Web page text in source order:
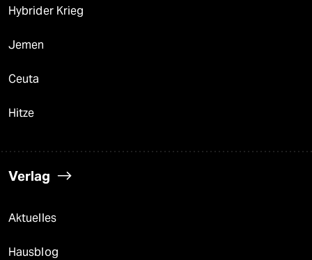
Hybrider Krieg
Jemen
Ceuta
Hitze
Verlag
Aktuelles
Hausblog